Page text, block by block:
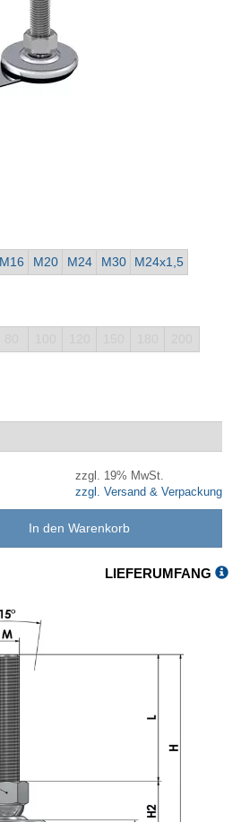
M16 M20 M24 M30
M24x1,5
zzgl. 19% MwSt.
zzgl. Versand & Verpackung
In den Warenkorb
LIEFERUMFANG